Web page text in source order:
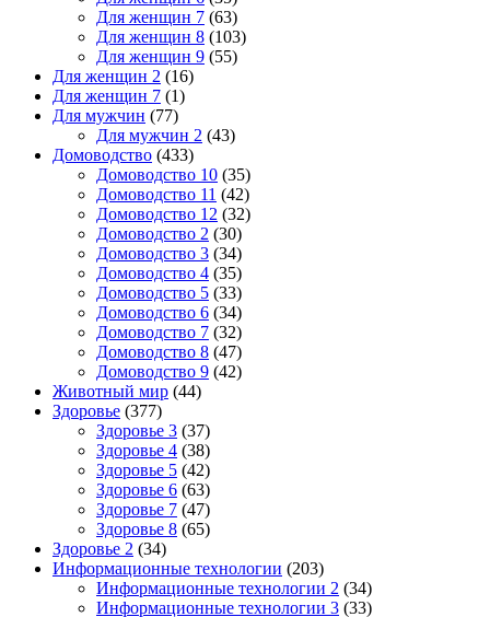
Для женщин 7 (63)
Для женщин 8 (103)
Для женщин 9 (55)
Для женщин 2 (16)
Для женщин 7 (1)
Для мужчин (77)
Для мужчин 2 (43)
Домоводство (433)
Домоводство 10 (35)
Домоводство 11 (42)
Домоводство 12 (32)
Домоводство 2 (30)
Домоводство 3 (34)
Домоводство 4 (35)
Домоводство 5 (33)
Домоводство 6 (34)
Домоводство 7 (32)
Домоводство 8 (47)
Домоводство 9 (42)
Животный мир (44)
Здоровье (377)
Здоровье 3 (37)
Здоровье 4 (38)
Здоровье 5 (42)
Здоровье 6 (63)
Здоровье 7 (47)
Здоровье 8 (65)
Здоровье 2 (34)
Информационные технологии (203)
Информационные технологии 2 (34)
Информационные технологии 3 (33)